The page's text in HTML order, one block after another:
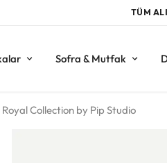
TÜM
Sofra & Mutfak
Collection by Pip Studio